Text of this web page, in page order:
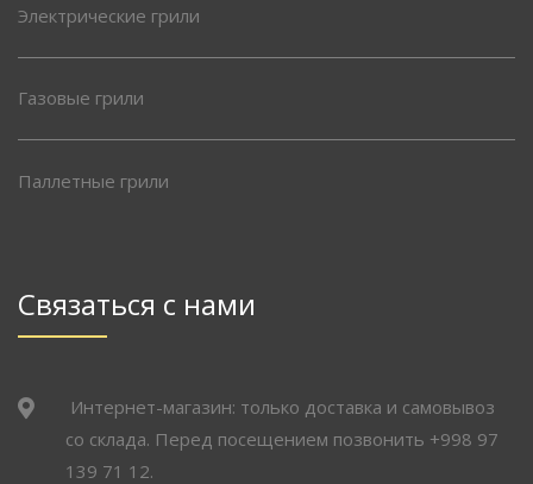
Электрические грили
Газовые грили
Паллетные грили
Связаться с нами
Интернет-магазин: только доставка и самовывоз
со склада. Перед посещением позвонить +998 97
139 71 12.